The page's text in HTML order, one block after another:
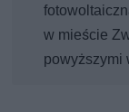
w mieście
powyższymi